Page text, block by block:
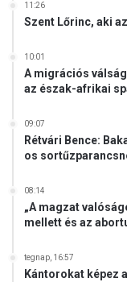
11:26
Szent Lőrinc, aki
10:01
A migrációs
az észak-afrikai
09:07
Rétvári Bence:
os
08:14
„A magzat
mellett és az
tegnap, 16:57
Kántorokat képez